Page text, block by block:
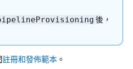
後，
註冊和發佈範本 。